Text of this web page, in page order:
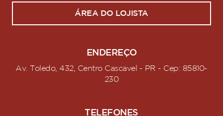
ÁREA DO LOJISTA
ENDEREÇO
Av. Toledo, 432, Centro Cascavel - PR - Cep: 85810-
230
TELEFONES